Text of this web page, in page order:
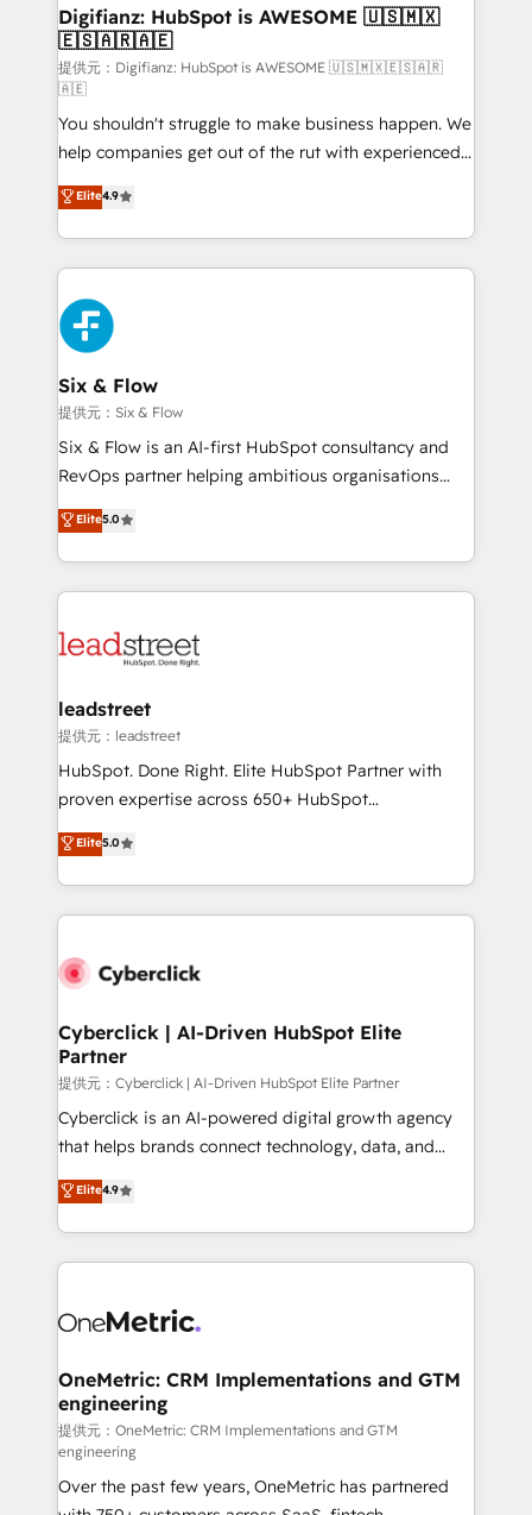
Transformation / Web Development • RevOps &
Sales Consulting • Marketing Automation What
makes us different? 🚀 Top 0.5% of global HubSpot
agencies ⚙️ The strongest technical ability and
integration capabilities 💼 Consultative, long-term
partners who will embed ourselves into your
business, processes and systems 🏢 We specialise in
working with mid-market and enterprise
organisations, global organisations and those with
complex use cases 🏆 CRM Implementation,
Platform Enablement, Custom Integration and
Onboarding Accredited 🔐 ISO27001 & ISO9001
Certified
Digifianz: HubSpot is AWESOME 🇺🇸🇲🇽
🇪🇸🇦🇷🇦🇪
提供元：Digifianz: HubSpot is AWESOME 🇺🇸🇲🇽🇪🇸🇦🇷
🇦🇪
You shouldn't struggle to make business happen. We
help companies get out of the rut with experienced,
process-oriented teams implementing HubSpot
Marketing, Sales, Service, CMS and Operations Hub,
so selling and actually engaging with your customers
feels easy and pain-free. We are a top ranked
HubSpot Elite Partner, winner of Rookie of the Year
and Customer First Awards, 4.9/5 rating in HubSpot
Reviews and 4.9/5 rating in Clutch Reviews. Digifianz
helps the following industries: logistics & 3PL, home
improvement & construction, branding and
commercialization, real estate, health, education,
SaaS, Software Dev & IT and consulting, make the
the United States, EU, UAE, Mexico and Latin
America. From casual user to super fan: make
Elite4.9
Six & Flow
提供元：Six & Flow
Six & Flow is an AI-first HubSpot consultancy and
RevOps partner helping ambitious organisations
grow with clarity, confidence, and intelligence.
Operating across the UK, Netherlands, Ireland, and
Canada, we’ve delivered thousands of successful
HubSpot projects for mid-market and enterprise
combine HubSpot, data, and AI to design connected
and technology for predictable, scalable revenue
growth. Our expertise spans RevOps, CRM and data
architecture, AI enablement, and strategic marketing,
delivered through our proprietary FLAIR framework
Partner and ISO 27001:2022 certified consultancy,
we blend strategy, creativity, and technology to help
Elite5.0
leadstreet
提供元：leadstreet
HubSpot. Done Right. Elite HubSpot Partner with
proven expertise across 650+ HubSpot
implementations. With 12+ years of HubSpot
experience, we help you use the HubSpot platform
to its fullest capacity, improve your current HubSpot
website, or build your new one.
Elite5.0
Cyberclick | AI-Driven HubSpot Elite
Partner
提供元：Cyberclick | AI-Driven HubSpot Elite Partner
Cyberclick is an AI-powered digital growth agency
that helps brands connect technology, data, and
creativity to achieve measurable results. Founded in
Barcelona and operating across Spain, LATAM, and
the UK, we support global companies in building
smarter marketing, sales, and customer success
Iberia (Spain & Portugal), we combine human insight
growth. Our multidisciplinary team designs solutions
that simplify complexity, boost performance, and
turn innovation into real impact. 🌍 Highlights •
HubSpot Partner since 2012 • 2022 EMEA Impact
Award: Best Integration • 150+ successful HubSpot
Elite4.9
OneMetric: CRM Implementations and GTM
engineering
提供元：OneMetric: CRM Implementations and GTM
engineering
Over the past few years, OneMetric has partnered